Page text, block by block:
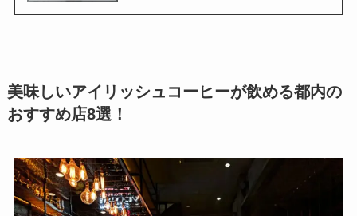
美味しいアイリッシュコーヒーが飲める都内の
おすすめ店8選！